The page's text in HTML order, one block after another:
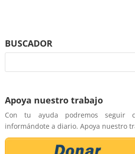
BUSCADOR
Apoya nuestro trabajo
Con tu ayuda podremos seguir
informándote a diario. Apoya nuestro